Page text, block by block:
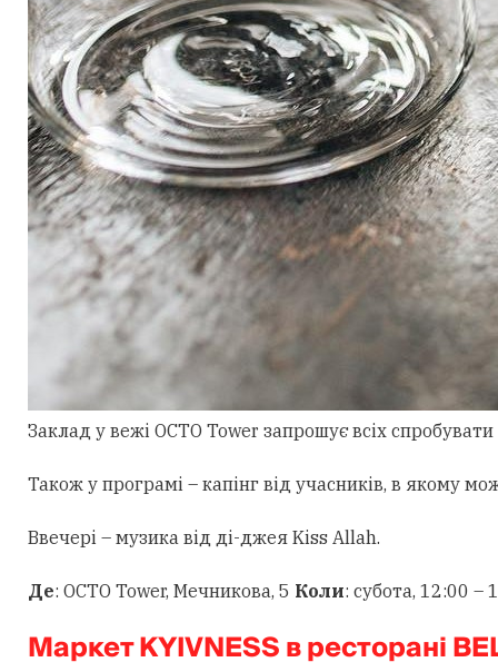
Заклад у вежі OCTO Tower запрошує всіх
Також у програмі – капінг від учасників, в якому
Ввечері – музика від ді-джея Kiss Allah.
Де: OCTO Tower, Мечникова, 5 Коли: субота, 12:00 –
Маркет KYIVNESS в ресторані